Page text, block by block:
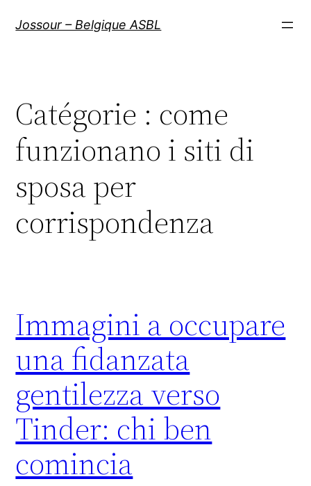
Jossour – Belgique ASBL
Catégorie : come
funzionano i siti di
sposa per
corrispondenza
Immagini a occupare
una fidanzata
gentilezza verso
Tinder: chi ben
comincia